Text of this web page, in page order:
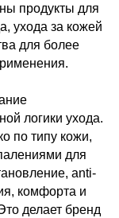
продукты для
ухода за кожей
для более
логики ухода.
по типу кожи,
для
anti-
комфорта и
делает бренд